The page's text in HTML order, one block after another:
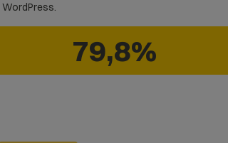
WordPress.
79,8%